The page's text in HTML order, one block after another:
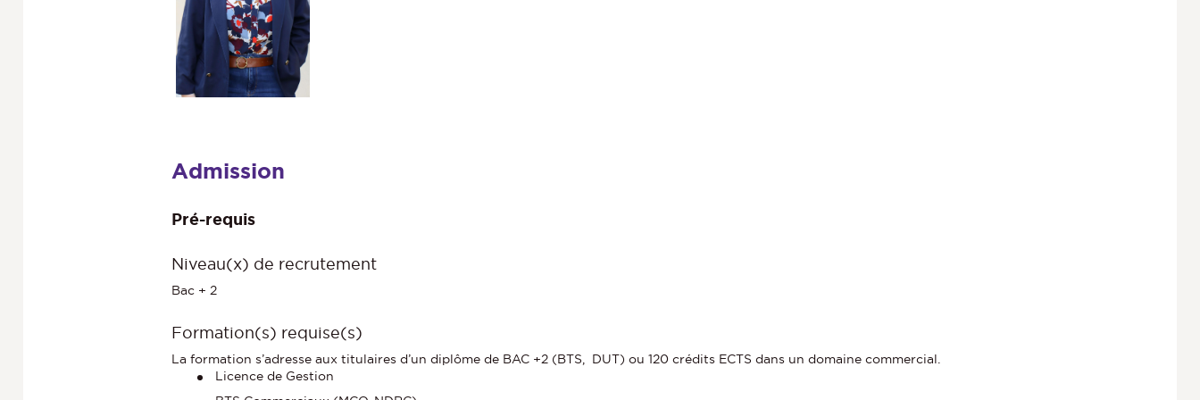
Admission
Pré-requis
Niveau(x) de recrutement
Bac + 2
Formation(s) requise(s)
La formation s’adresse aux titulaires d’un diplôme de BAC +2 (BTS, DUT) ou 120 crédits ECTS dans un domaine commercial.
Licence de Gestion